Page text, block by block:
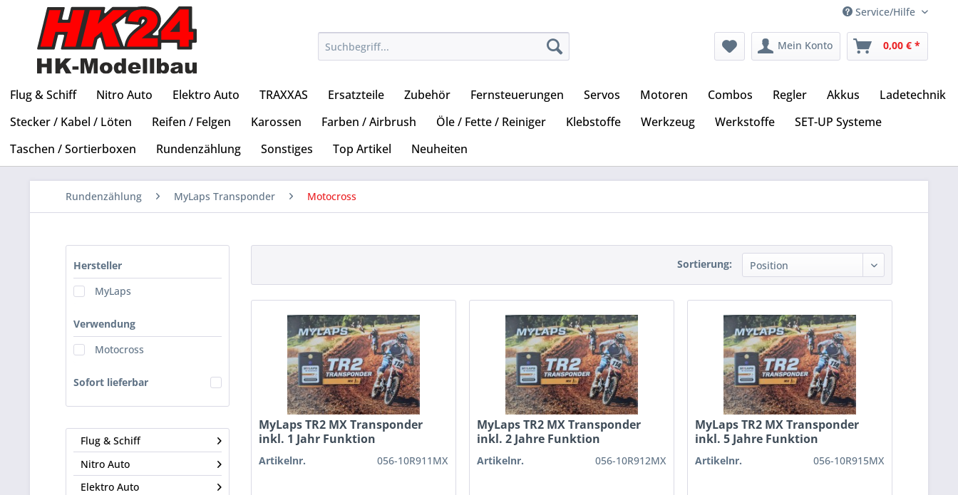
Service/Hilfe
Mein Konto 0,00 € *
Flug & Schiff Nitro Auto Elektro Auto TRAXXAS Ersatzteile Zubehör Fernsteuerungen Servos Motoren Combos Regler Akkus
Ladetechnik
Stecker / Kabel / Löten
Reifen / Felgen Karossen Farben / Airbrush Öle / Fette / Reiniger Klebstoffe Werkzeug Werkstoffe
SET-UP Systeme
Taschen / Sortierboxen
Rundenzählung Sonstiges Top Artikel Neuheiten
Rundenzählung MyLaps Transponder Motocross
Hersteller
MyLaps
Verwendung
Motocross
Sofort lieferbar
Flug & Schiff
Nitro Auto
Elektro Auto
Sortierung:
MyLaps TR2 MX Transponder
inkl. 1 Jahr Funktion
Artikelnr. 056-10R911MX
MyLaps TR2 MX Transponder
inkl. 2 Jahre Funktion
Artikelnr. 056-10R912MX
MyLaps TR2 MX Transponder
inkl. 5 Jahre Funktion
Artikelnr. 056-10R915MX